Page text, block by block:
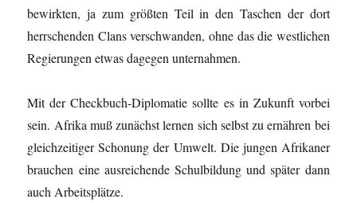
bewirkten, ja zum größten Teil in den Taschen der dort
herrschenden Clans verschwanden, ohne das die westlichen
Regierungen etwas dagegen unternahmen.
Mit der Checkbuch-Diplomatie sollte es in Zukunft vorbei
sein. Afrika muß zunächst lernen sich selbst zu ernähren bei
gleichzeitiger Schonung der Umwelt. Die jungen Afrikaner
brauchen eine ausreichende Schulbildung und später dann
auch Arbeitsplätze.